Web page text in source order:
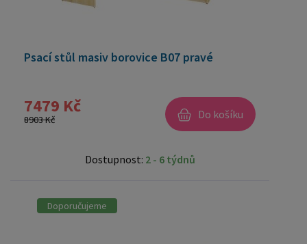
Psací stůl masiv borovice B07 pravé
7479 Kč
8903 Kč Do košíku
Dostupnost: 2 - 6 týdnů
Doporučujeme